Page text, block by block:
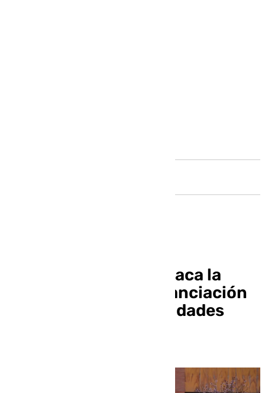
Juanma Moreno destaca la
transformación y financiación
récord de las universidades